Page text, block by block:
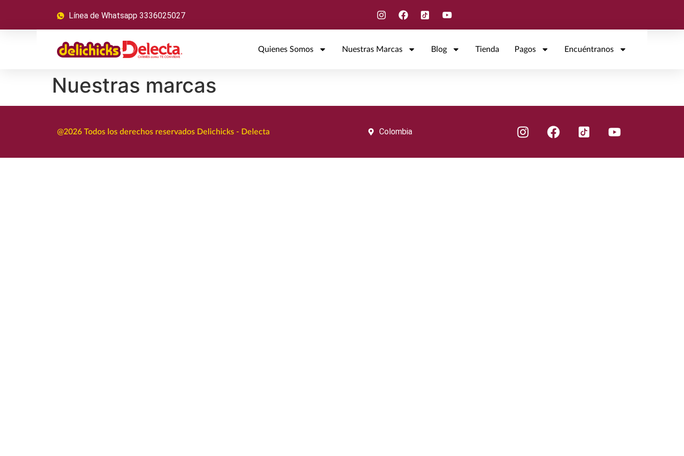
Línea de Whatsapp 3336025027
Quienes Somos Nuestras Marcas Blog Tienda Pagos Encuéntranos
Nuestras marcas
@2026 Todos los derechos reservados Delichicks - Delecta Colombia